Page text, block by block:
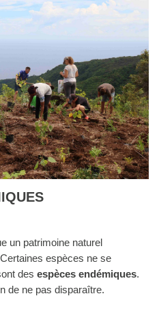
un patrimoine naturel
espèces ne se
des espèces endémiques.
de ne pas disparaître.